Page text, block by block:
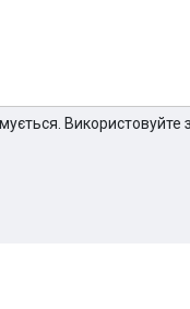
драбинами і
І саме він буде
Використовуйте